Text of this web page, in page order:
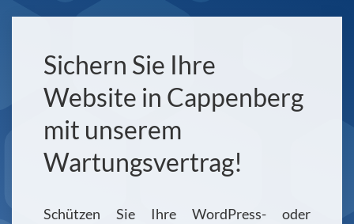
Sichern Sie Ihre
Website in Cappenberg
mit unserem
Wartungsvertrag!
Schützen Sie Ihre WordPress- oder